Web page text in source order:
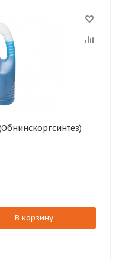
В корзину